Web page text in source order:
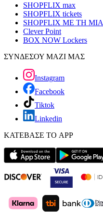
SHOPFLIX max
SHOPFLIX tickets
SHOPFLIX ΜΕ ΤΗ ΜΙΑ
Clever Point
BOX NOW Lockers
ΣΥΝΔΕΣΟΥ ΜΑΖΙ ΜΑΣ
Instagram
Facebook
Tiktok
Linkedin
ΚΑΤΕΒΑΣΕ ΤΟ APP